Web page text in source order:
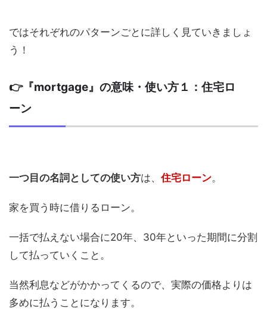
ではそれぞれのパターンごとに詳しく見ていきましょ
う！
👉『mortgage』の意味・使い方１：住宅ロ
ーン
一つ目の名詞としての使い方は、住宅ローン。
家を買う時に借りるローン。
一括で払えない場合に20年、30年といった期間に分割
して払っていくこと。
当然利息などがかかってくるので、実際の価格よりは
多めに払うことになります。